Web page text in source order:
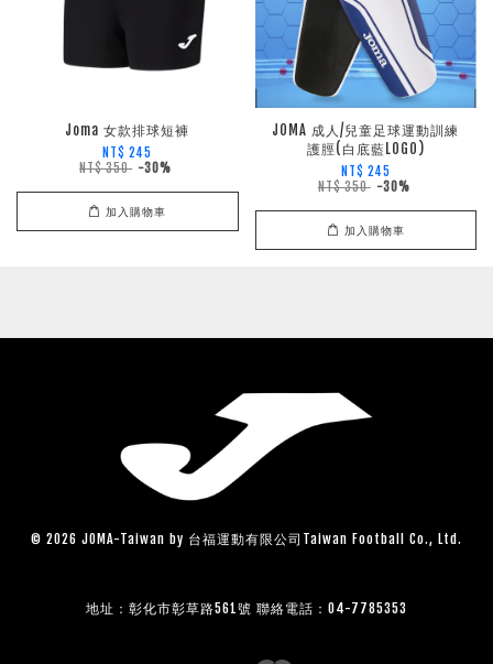
Joma 女款排球短褲
NT$ 245
NT$ 350 -30%
加入購物車
JOMA 成人/兒童足球運動訓練
護脛(白底藍LOGO)
NT$ 245
NT$ 350 -30%
加入購物車
© 2026 JOMA-Taiwan by 台福運動有限公司Taiwan Football Co., Ltd.
地址：彰化市彰草路561號 聯絡電話：04-7785353